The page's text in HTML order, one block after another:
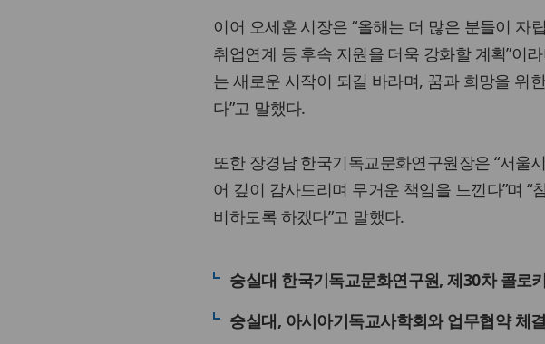
이어 오세훈 시장은 “올해는 더 많은 분들이 자
취업연계 등 후속 지원을 더욱 강화할 계획”이
는 새로운 시작이 되길 바라며, 꿈과 희망을 위
다”고 말했다.
또한 장경남 한국기독교문화연구원장은 “서울
어 깊이 감사드리며 무거운 책임을 느낀다”며
비하도록 하겠다”고 말했다.
숭실대 한국기독교문화연구원, 제30차 콜로
숭실대, 아시아기독교사학회와 업무협약 체결